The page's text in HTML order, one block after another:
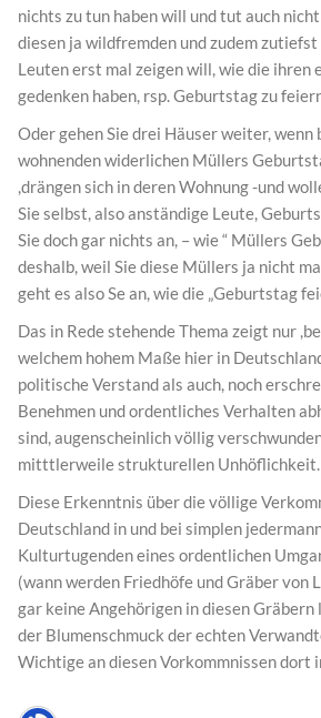
nichts zu tun haben will und tut auch nicht
diesen ja wildfremden und zudem
Leuten erst mal zeigen will, wie die ihren
gedenken haben, rsp. Geburtstag zu
Oder gehen Sie drei Häuser weiter, wenn
wohnenden widerlichen Müllers
,drängen sich in deren Wohnung -und
Sie selbst, also anständige Leute,
Sie doch gar nichts an, – wie “ Müllers
deshalb, weil Sie diese Müllers ja nicht
geht es also Se an, wie die „Geburtstag
Das in Rede stehende Thema zeigt nur
welchem hohem Maße hier in
politische Verstand als auch, noch
Benehmen und ordentliches Verhalten
sind, augenscheinlich völlig
mitttlerweile strukturellen Unhöflichkeit.
Diese Erkenntnis über die völlige
Deutschland in und bei simplen
Kulturtugenden eines ordentlichen
(wann werden Friedhöfe und Gräber von
gar keine Angehörigen in diesen Gräbern
der Blumenschmuck der echten
Wichtige an diesen Vorkommnissen dort